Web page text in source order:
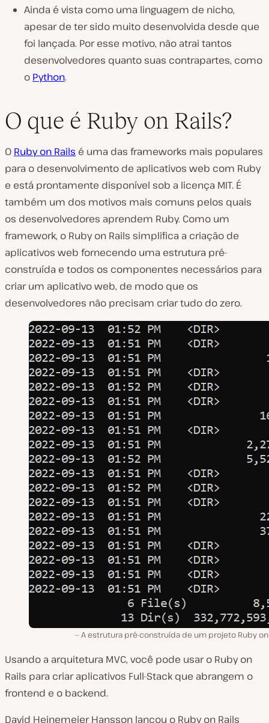
Ainda é vista como uma linguagem de nicho,
apesar de ter sido muito desenvolvida desde que
foi lançada. Por esse motivo, não atrai tantos
desenvolvedores quanto suas contrapartes, como
o Python.
O que é Ruby on Rails?
O Ruby on Rails é uma das frameworks mais populares
para o desenvolvimento de aplicativos web com Ruby
e está prontamente disponível sob a licença MIT. É
também um dos motivos mais comuns pelos quais
os desenvolvedores aprendem Ruby. Como um
framework, o Ruby on Rails simplifica a criação de
aplicativos web fornecendo uma estrutura pré-
construída e todos os componentes necessários para
criar um aplicativo web, de modo que os
desenvolvedores não precisam criar tudo do zero.
A estrutura pré-construída de um projeto Ruby on
Usando a arquitetura MVC, você pode usar o Ruby on
Rails para criar aplicativos Full-Stack que abrangem o
frontend e o backend.
David Heinemeier Hansson lançou o Ruby on Rails